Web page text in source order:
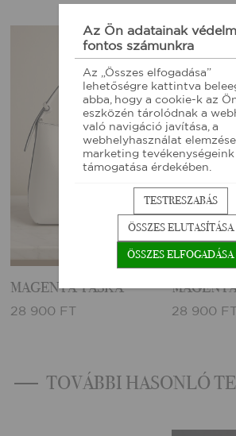
MAGENTA TÁSKA
28 900 FT 28 900
TOVÁBBI HASONLÓ
Az Ön adatainak
fontos számunkra
Az „Összes elfogadása”
lehetőségre kattintva
abba, hogy a cookie-k az
eszközén tárolódnak a
való navigáció javítása, a
webhelyhasználat elemzése
marketing tevékenységeink
támogatása érdekében.
TESTRESZABÁS
ÖSSZES ELUTASÍTÁSA
ÖSSZES ELFOGADÁSA